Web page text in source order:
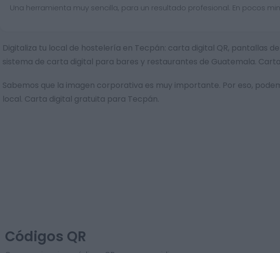
Una herramienta muy sencilla, para un resultado profesional. En pocos
Digitaliza tu local de hostelería en Tecpán: carta digital QR, pantallas
sistema de carta digital para bares y restaurantes de Guatemala.
Sabemos que la imagen corporativa es muy importante. Por eso,
local. Carta digital gratuita para Tecpán.
Códigos QR